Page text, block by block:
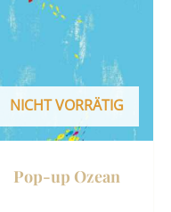
NICHT VORRÄTIG
Pop-up Ozean